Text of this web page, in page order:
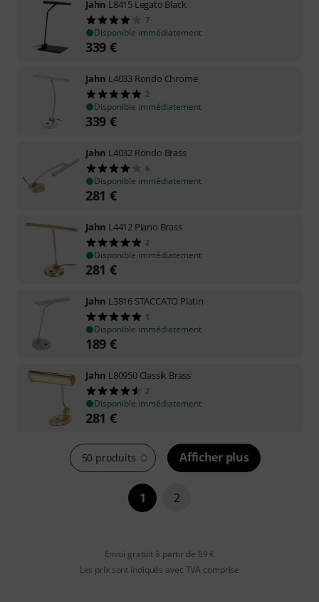
Jahn L8415 Legato Black
7
Disponible immédiatement
339 €
Jahn L4033 Rondo Chrome
2
Disponible immédiatement
339 €
Jahn L4032 Rondo Brass
6
Disponible immédiatement
281 €
Jahn L4412 Piano Brass
2
Disponible immédiatement
281 €
Jahn L3816 STACCATO Platin
1
Disponible immédiatement
189 €
Jahn L80950 Classik Brass
2
Disponible immédiatement
281 €
50 produits Afficher plus
1 2
Envoi gratuit à partir de 69 €
Les prix sont indiqués avec TVA comprise